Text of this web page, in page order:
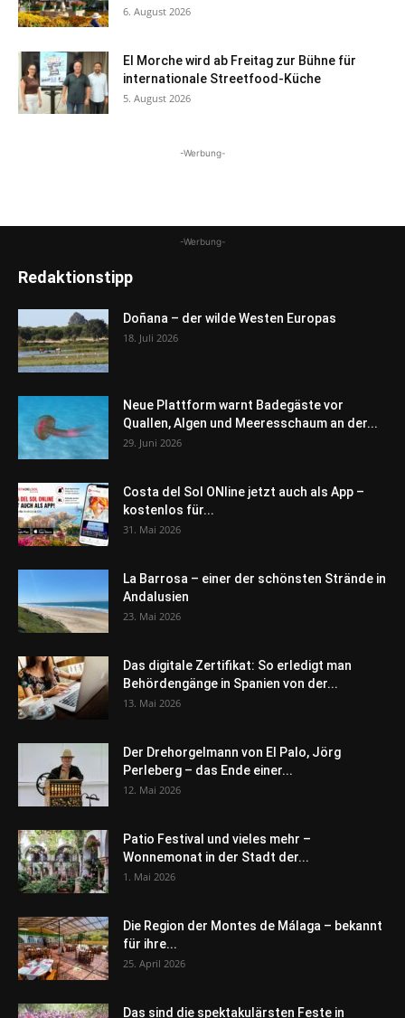
6. August 2026
El Morche wird ab Freitag zur Bühne für
internationale Streetfood-Küche
5. August 2026
-Werbung-
-Werbung-
Redaktionstipp
Doñana – der wilde Westen Europas
18. Juli 2026
Neue Plattform warnt Badegäste vor
Quallen, Algen und Meeresschaum an der...
29. Juni 2026
Costa del Sol ONline jetzt auch als App –
kostenlos für...
31. Mai 2026
La Barrosa – einer der schönsten Strände in
Andalusien
23. Mai 2026
Das digitale Zertifikat: So erledigt man
Behördengänge in Spanien von der...
13. Mai 2026
Der Drehorgelmann von El Palo, Jörg
Perleberg – das Ende einer...
12. Mai 2026
Patio Festival und vieles mehr –
Wonnemonat in der Stadt der...
1. Mai 2026
Die Region der Montes de Málaga – bekannt
für ihre...
25. April 2026
Das sind die spektakulärsten Feste in